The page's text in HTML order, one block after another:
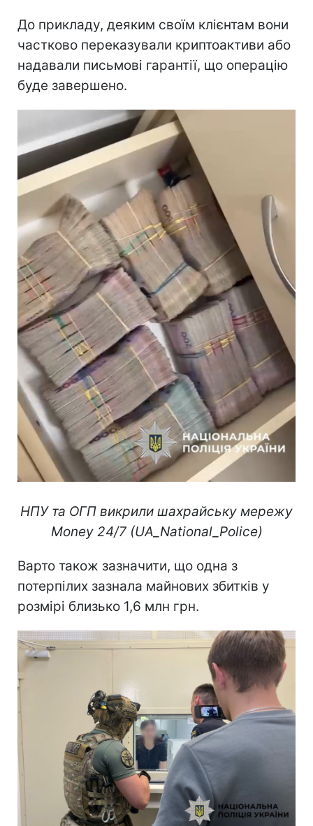
До прикладу, деяким своїм клієнтам вони
частково переказували криптоактиви або
надавали письмові гарантії, що операцію
буде завершено.
НПУ та ОГП викрили шахрайську мережу
Money 24/7 (UA_National_Police)
Варто також зазначити, що одна з
потерпілих зазнала майнових збитків у
розмірі близько 1,6 млн грн.